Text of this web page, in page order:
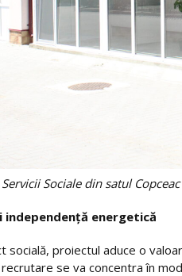
Sociale din satul Copceac
independență energetică
socială, proiectul aduce o
se va concentra în